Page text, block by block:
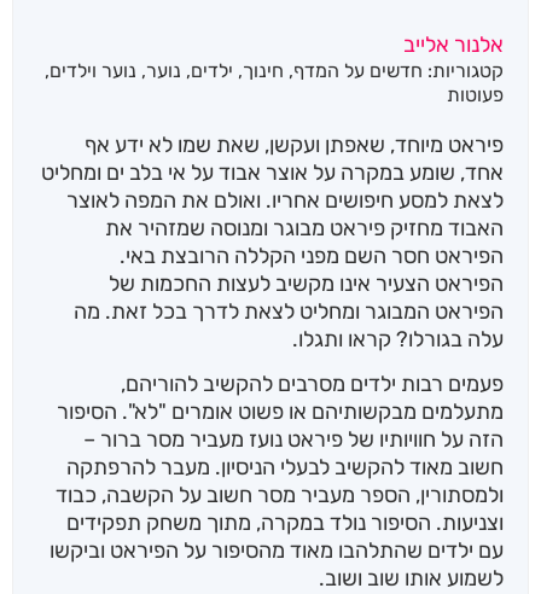
אלנור אלייב
קטגוריות: חדשים על המדף, חינוך, ילדים, נוער, נוער וילדים,
פעוטות
פיראט מיוחד, שאפתן ועקשן, שאת שמו לא ידע אף
אחד, שומע במקרה על אוצר אבוד על אי בלב ים ומחליט
לצאת למסע חיפושים אחריו. ואולם את המפה לאוצר
האבוד מחזיק פיראט מבוגר ומנוסה שמזהיר את
הפיראט חסר השם מפני הקללה הרובצת באי.
הפיראט הצעיר אינו מקשיב לעצות החכמות של
הפיראט המבוגר ומחליט לצאת לדרך בכל זאת. מה
עלה בגורלו? קראו ותגלו.
פעמים רבות ילדים מסרבים להקשיב להוריהם,
מתעלמים מבקשותיהם או פשוט אומרים "לא". הסיפור
הזה על חוויותיו של פיראט נועז מעביר מסר ברור –
חשוב מאוד להקשיב לבעלי הניסיון. מעבר להרפתקה
ולמסתורין, הספר מעביר מסר חשוב על הקשבה, כבוד
וצניעות. הסיפור נולד במקרה, מתוך משחק תפקידים
עם ילדים שהתלהבו מאוד מהסיפור על הפיראט וביקשו
לשמוע אותו שוב ושוב.